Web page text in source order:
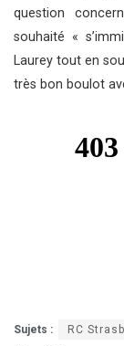
question
souhaité «
Laurey tout en
très bon boulot
Sujets : RC